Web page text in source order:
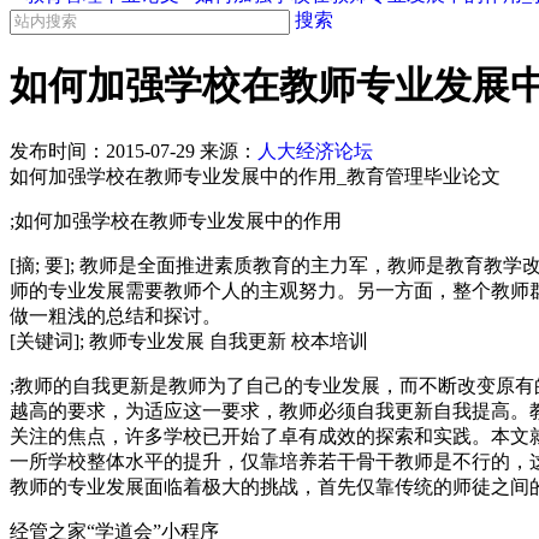
搜索
如何加强学校在教师专业发展
发布时间： 2015-07-29 来源： 人大经济论坛
如何加强学校在教师专业发展中的作用_教育管理毕业论文
;如何加强学校在教师专业发展中的作用
[摘; 要]; 教师是全面推进素质教育的主力军，教师是教育教
师的专业发展需要教师个人的主观努力。另一方面，整个教
做一粗浅的总结和探讨。
[关键词]; 教师专业发展 自我更新 校本培训
;教师的自我更新是教师为了自己的专业发展，而不断改变原
越高的要求，为适应这一要求，教师必须自我更新自我提高
关注的焦点，许多学校已开始了卓有成效的探索和实践。本
一所学校整体水平的提升，仅靠培养若干骨干教师是不行的
教师的专业发展面临着极大的挑战，首先仅靠传统的师徒之间
经管之家“学道会”小程序